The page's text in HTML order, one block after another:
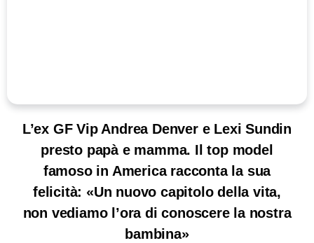
L’ex GF Vip Andrea Denver e Lexi Sundin
presto papà e mamma. Il top model
famoso in America racconta la sua
felicità: «Un nuovo capitolo della vita,
non vediamo l’ora di conoscere la nostra
bambina»